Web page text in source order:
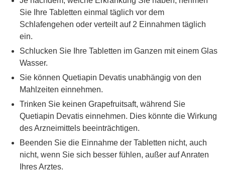
Sie Ihre Tabletten einmal täglich vor dem
Schlafengehen oder verteilt auf 2 Einnahmen täglich
ein.
Schlucken Sie Ihre Tabletten im Ganzen mit einem Glas
Wasser.
Sie können Quetiapin Devatis unabhängig von den
Mahlzeiten einnehmen.
Trinken Sie keinen Grapefruitsaft, während Sie
Quetiapin Devatis einnehmen. Dies könnte die Wirkung
des Arzneimittels beeinträchtigen.
Beenden Sie die Einnahme der Tabletten nicht, auch
nicht, wenn Sie sich besser fühlen, außer auf Anraten
Ihres Arztes.